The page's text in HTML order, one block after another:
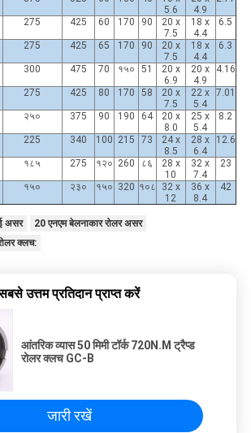
5.6
4.9
275 425 60 170 90
20 x
7.5
18 x
4.4
6.5
275 425 65 170 90
20 x
7.5
18 x
4.4
6.3
300 475 70 १५० 51
20 x
6.9
20 x
4.9
4.16
275 425 80 170 58
20 x
7.5
22 x
5.4
7.01
२५० 375 90 190 64
20 x
8.0
25 x
5.4
8.2
225 340 100 215 73
24 x
8.5
28 x
6.4
12.6
१८५ 275 १२० 260 ८६
28 x
10
32 x
7.4
23
१५० २३० १५० 320 १०८
32 x
12
36 x
8.4
42
असर
20 एनएम बेलनाकार रोलर असर
क्लच:
उत्तम प्रतिदान प्राप्त करें
आंतरिक व्यास 50 मिमी टॉर्क 720N.M ट्रैप्ड
रोलर क्लच GC-B
जारी रखें